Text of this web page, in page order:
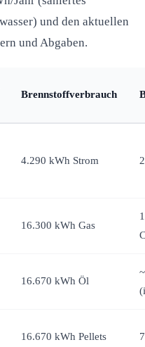
und den aktuellen
und Abgaben.
Brennstoffverbrauch
4.290 kWh Strom
16.300 kWh Gas
16.670 kWh Öl
16.670 kWh Pellets